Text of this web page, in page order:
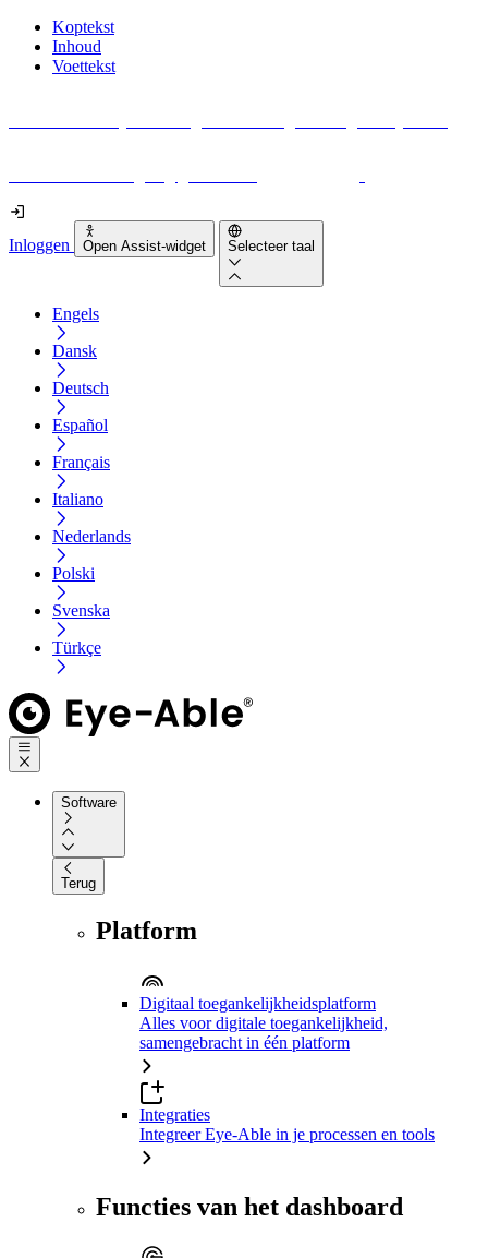
Koptekst
Inhoud
Voettekst
Inloggen Open Assist-widget Selecteer taal
Engels
Dansk
Deutsch
Español
Français
Italiano
Nederlands
Polski
Svenska
Türkçe
Software
Terug
Platform
Digitaal toegankelijkheidsplatform
Alles voor digitale toegankelijkheid,
samengebracht in één platform
Integraties
Integreer Eye-Able in je processen en tools
Functies van het dashboard